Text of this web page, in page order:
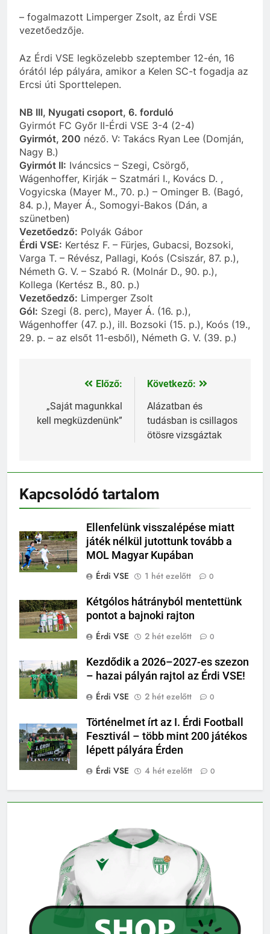
– fogalmazott Limperger Zsolt, az Érdi VSE
vezetőedzője.
Az Érdi VSE legközelebb szeptember 12-én, 16
órától lép pályára, amikor a Kelen SC-t fogadja az
Ercsi úti Sporttelepen.
NB III, Nyugati csoport, 6. forduló
Gyirmót FC Győr II-Érdi VSE 3-4 (2-4)
Gyirmót, 200 néző. V: Takács Ryan Lee (Domján,
Nagy B.)
Gyirmót II: Iváncsics – Szegi, Csörgő,
Wágenhoffer, Kirják – Szatmári I., Kovács D. ,
Vogyicska (Mayer M., 70. p.) – Ominger B. (Bagó,
84. p.), Mayer Á., Somogyi-Bakos (Dán, a
szünetben)
Vezetőedző: Polyák Gábor
Érdi VSE: Kertész F. – Fürjes, Gubacsi, Bozsoki,
Varga T. – Révész, Pallagi, Koós (Csiszár, 87. p.),
Németh G. V. – Szabó R. (Molnár D., 90. p.),
Kollega (Kertész B., 80. p.)
Vezetőedző: Limperger Zsolt
Gól: Szegi (8. perc), Mayer Á. (16. p.),
Wágenhoffer (47. p.), ill. Bozsoki (15. p.), Koós (19.,
29. p. – az elsőt 11-esből), Németh G. V. (39. p.)
Bejegyzés
navigáció
Előző:
„Saját magunkkal
kell megküzdenünk”
Következő:
Alázatban és
tudásban is csillagos
ötösre vizsgáztak
Kapcsolódó tartalom
Ellenfelünk visszalépése miatt
játék nélkül jutottunk tovább a
MOL Magyar Kupában
Érdi VSE
1 hét ezelőtt 0
Kétgólos hátrányból mentettünk
pontot a bajnoki rajton
Érdi VSE
2 hét ezelőtt 0
Kezdődik a 2026–2027-es szezon
– hazai pályán rajtol az Érdi VSE!
Érdi VSE
2 hét ezelőtt 0
Történelmet írt az I. Érdi Football
Fesztivál – több mint 200 játékos
lépett pályára Érden
Érdi VSE
4 hét ezelőtt 0